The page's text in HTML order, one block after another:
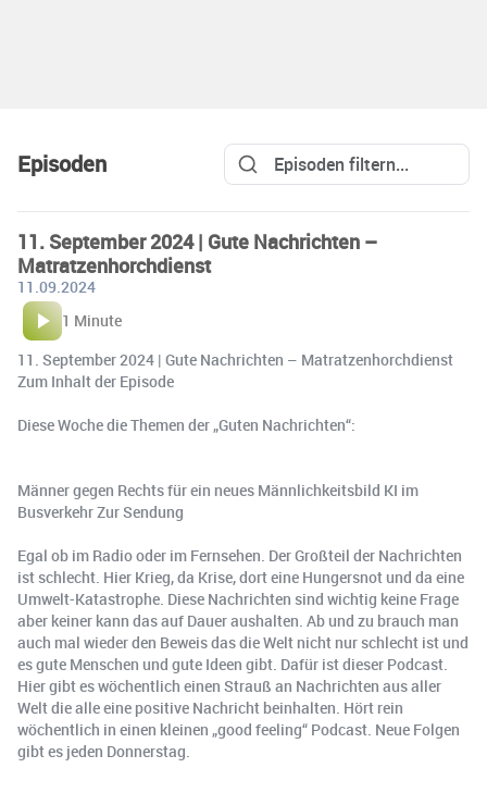
Episoden
11. September 2024 | Gute Nachrichten –
Matratzenhorchdienst
11.09.2024
1 Minute
11. September 2024 | Gute Nachrichten – Matratzenhorchdienst
Zum Inhalt der Episode
Diese Woche die Themen der „Guten Nachrichten“:
Männer gegen Rechts für ein neues Männlichkeitsbild KI im
Busverkehr Zur Sendung
Egal ob im Radio oder im Fernsehen. Der Großteil der Nachrichten
ist schlecht. Hier Krieg, da Krise, dort eine Hungersnot und da eine
Umwelt-Katastrophe. Diese Nachrichten sind wichtig keine Frage
aber keiner kann das auf Dauer aushalten. Ab und zu brauch man
auch mal wieder den Beweis das die Welt nicht nur schlecht ist und
es gute Menschen und gute Ideen gibt. Dafür ist dieser Podcast.
Hier gibt es wöchentlich einen Strauß an Nachrichten aus aller
Welt die alle eine positive Nachricht beinhalten. Hört rein
wöchentlich in einen kleinen „good feeling“ Podcast. Neue Folgen
gibt es jeden Donnerstag.